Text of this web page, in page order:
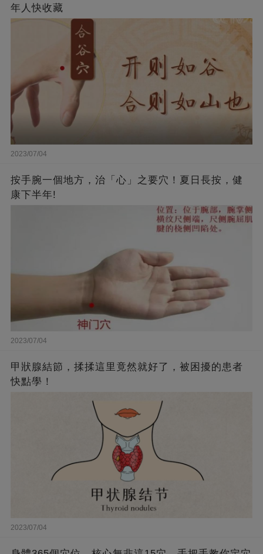
年人快收藏
2023/07/04
按手腕一個地方，治「心」之要穴！夏日長按，健
康下半年!
2023/07/04
甲狀腺結節，揉揉這里竟然就好了，被困擾的患者
快點學！
2023/07/04